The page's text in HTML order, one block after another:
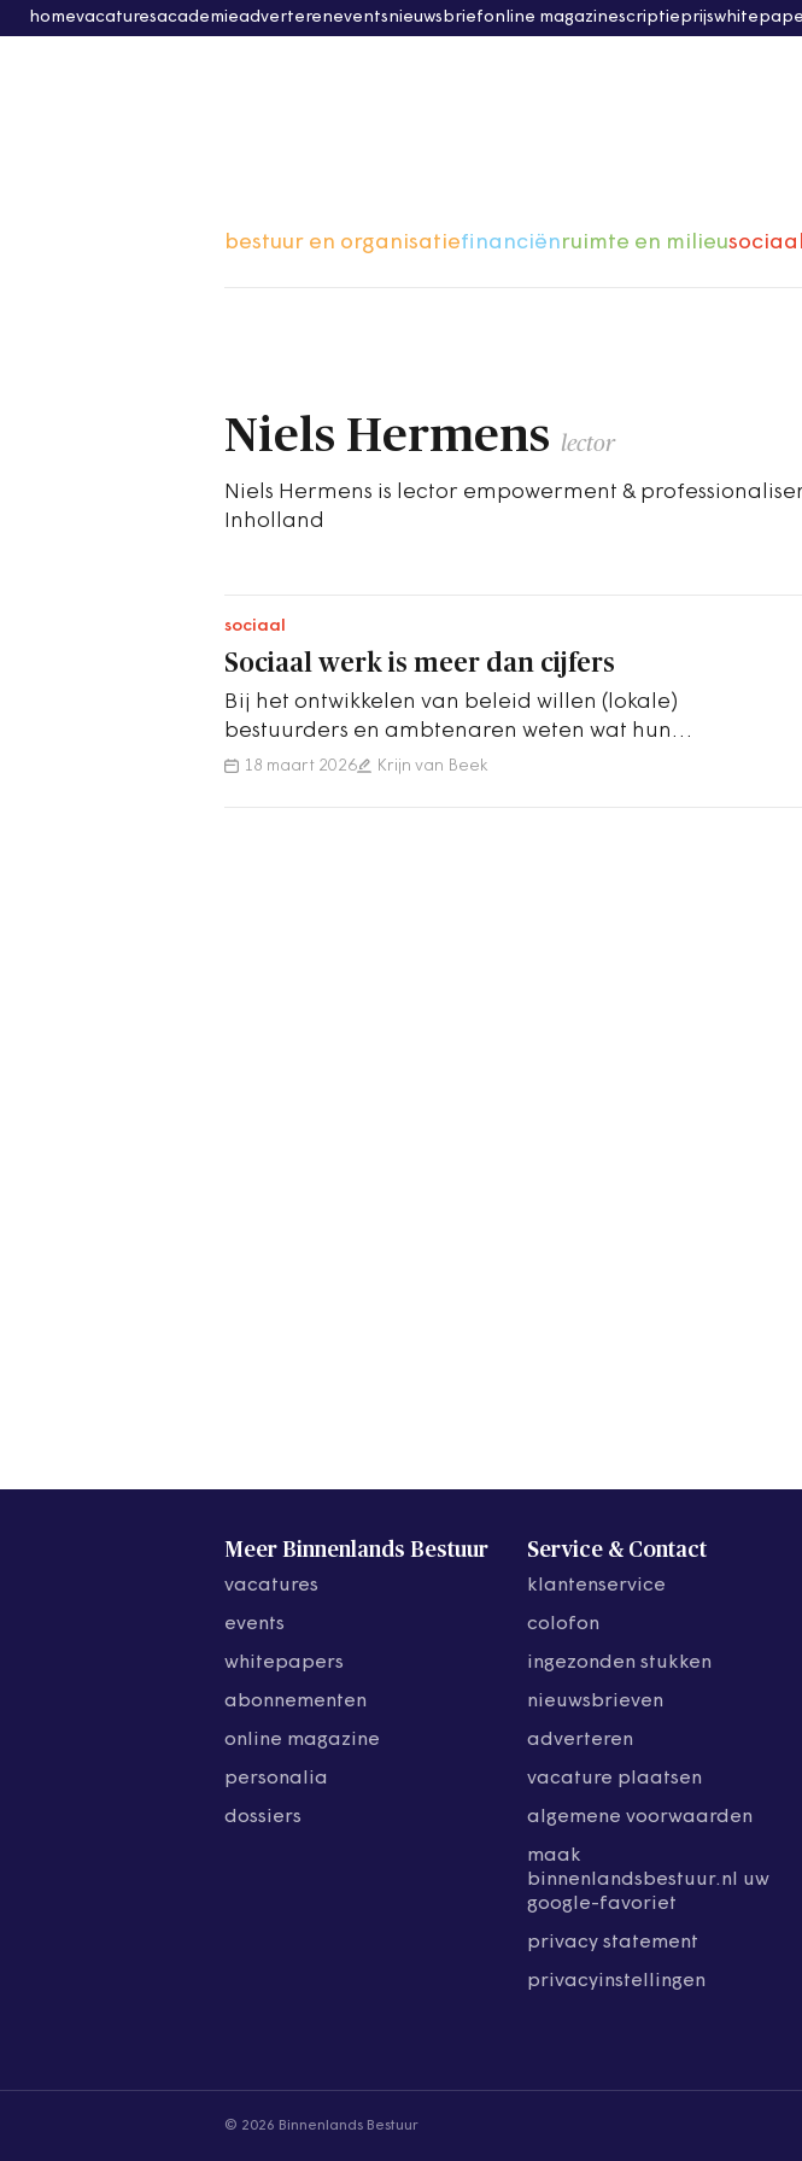
homevacaturesacademieadvertereneventsnieuwsbriefonline magazinescriptieprijs
bestuur en organisatiefinanciënruimte en milieusociaal
Niels Hermens lector
Niels Hermens is lector empowerment &
Inholland
sociaal
Sociaal werk is meer dan cijfers
Bij het ontwikkelen van beleid willen (lokale)
bestuurders en ambtenaren weten wat hun
investeringen teweeg gaan brengen.
18 maart 2026 Krijn van Beek
Meer Binnenlands Bestuur
vacatures
events
whitepapers
abonnementen
online magazine
personalia
dossiers
Service & Contact
klantenservice
colofon
ingezonden stukken
nieuwsbrieven
adverteren
vacature plaatsen
algemene voorwaarden
maak
binnenlandsbestuur.nl uw
google-favoriet
privacy statement
privacyinstellingen
© 2026 Binnenlands Bestuur